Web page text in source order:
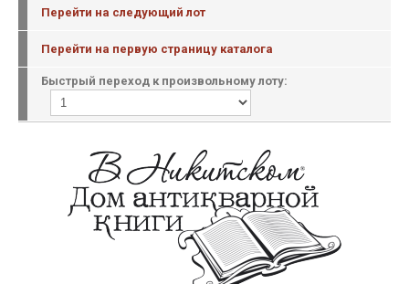
Перейти на следующий лот
Перейти на первую страницу каталога
Быстрый переход к произвольному лоту: